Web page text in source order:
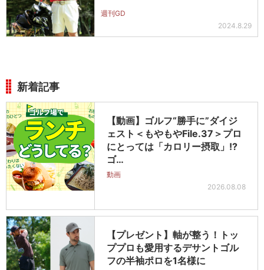
週刊GD
2024.8.29
新着記事
【動画】ゴルフ“勝手に”ダイジ
ェスト＜もやもやFile.37＞プロ
にとっては「カロリー摂取」!?
ゴ…
動画
2026.08.08
【プレゼント】軸が整う！トッ
ププロも愛用するデサントゴル
フの半袖ポロを1名様に